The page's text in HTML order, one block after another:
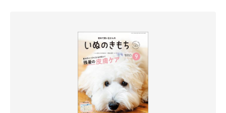
ドを与えるのも手です。
関連記事:
【獣医師監修】犬の健康には水が必要！飲み水
を清潔に保つ方法とは
犬の健康には、適量の清潔な水が欠かせません。そこで今回は、犬
の健康のために水が必要な理由や、1日に必要な水分量、犬に水を
飲ませる方法、飲み水を清潔に保つ方法について解説します。自動